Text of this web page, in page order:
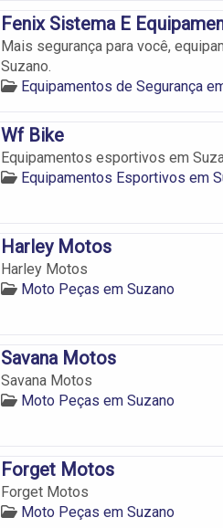
Fenix Sistema E
Mais segurança para você,
Suzano.
Equipamentos de Segurança
Wf Bike
Equipamentos esportivos em
Equipamentos Esportivos em
Harley Motos
Harley Motos
Moto Peças em Suzano
Savana Motos
Savana Motos
Moto Peças em Suzano
Forget Motos
Forget Motos
Moto Peças em Suzano